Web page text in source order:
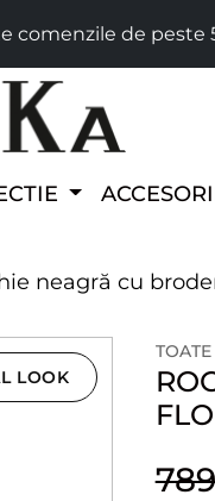
comenzile de peste
neagră cu
LOOK